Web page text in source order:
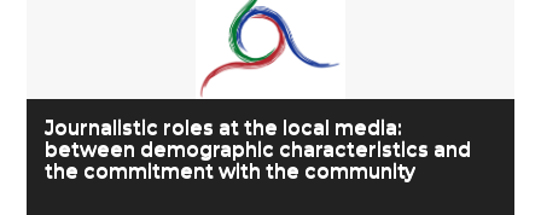
Journalistic roles at the local media:
between demographic characteristics and
the commitment with the community